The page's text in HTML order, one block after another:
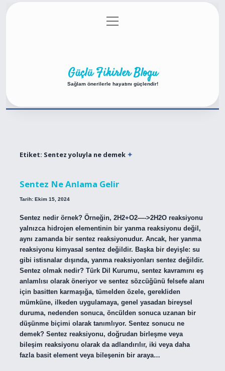
Gizlilik Politikası
menüyü
aç
Güçlü Fikirler Blogu
Sağlam önerilerle hayatını güçlendir!
Etiket: Sentez yoluyla ne demek
Sentez Ne Anlama Gelir
Tarih: Ekim 15, 2024
Sentez nedir örnek? Örneğin, 2H2+O2—->2H2O reaksiyonu
yalnızca hidrojen elementinin bir yanma reaksiyonu değil,
aynı zamanda bir sentez reaksiyonudur. Ancak, her yanma
reaksiyonu kimyasal sentez değildir. Başka bir deyişle: su
gibi istisnalar dışında, yanma reaksiyonları sentez değildir.
Sentez olmak nedir? Türk Dil Kurumu, sentez kavramını eş
anlamlısı olarak öneriyor ve sentez sözcüğünü felsefe alanı
için basitten karmaşığa, tümelden özele, gerekliden
mümküne, ilkeden uygulamaya, genel yasadan bireysel
duruma, nedenden sonuca, öncülden sonuca uzanan bir
düşünme biçimi olarak tanımlıyor. Sentez sonucu ne
demek? Sentez reaksiyonu, doğrudan birleşme veya
bileşim reaksiyonu olarak da adlandırılır, iki veya daha
fazla basit element veya bileşenin bir araya…